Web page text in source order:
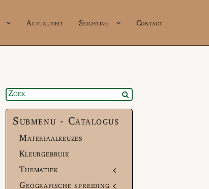
Actualiteit Stichting Contact
Submenu - Catalogus
Materiaalkeuzes
Kleurgebruik
Thematiek
Geografische spreiding